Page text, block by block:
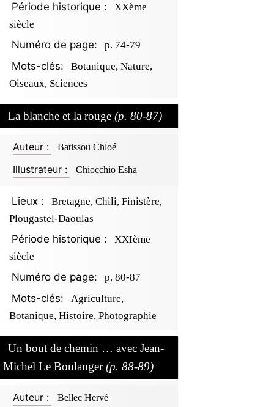
Période historique :
XXème
siècle
Numéro de page: p. 74-79
Mots-clés:
Botanique, Nature,
Oiseaux, Sciences
La blanche et la rouge (p. 80-87)
Auteur : Batissou Chloé
Illustrateur : Chiocchio Esha
Lieux :
Bretagne, Chili, Finistère,
Plougastel-Daoulas
Période historique :
XXIème
siècle
Numéro de page: p. 80-87
Mots-clés:
Agriculture,
Botanique, Histoire, Photographie
Un bout de chemin … avec Jean-
Michel Le Boulanger(p. 88-89)
Auteur : Bellec Hervé